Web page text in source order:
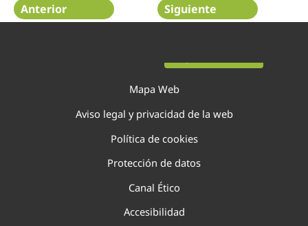
Anterior Siguiente
Mapa Web
Aviso legal y privacidad de la web
Política de cookies
Protección de datos
Canal Ético
Accesibilidad